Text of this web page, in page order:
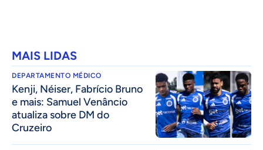
MAIS LIDAS
DEPARTAMENTO MÉDICO
Kenji, Néiser, Fabrício Bruno
e mais: Samuel Venâncio
atualiza sobre DM do
Cruzeiro